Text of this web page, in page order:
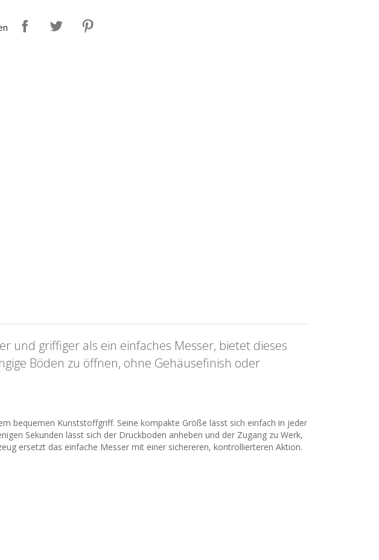
und griffiger als ein einfaches Messer, bietet dieses
Böden zu öffnen, ohne Gehäusefinish oder
bequemen Kunststoffgriff. Seine kompakte Größe lässt sich einfach in jeder
Sekunden lässt sich der Druckboden anheben und der Zugang zu Werk,
ersetzt das einfache Messer mit einer sichereren, kontrollierteren Aktion.